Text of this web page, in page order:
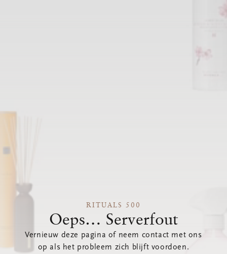
RITUALS 500
Oeps… Serverfout
Vernieuw deze pagina of neem contact met ons
op als het probleem zich blijft voordoen.